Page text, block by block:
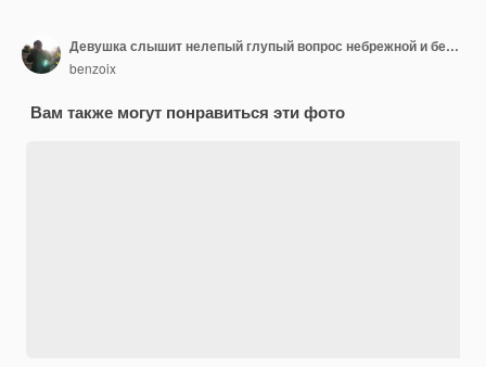
Девушка слышит нелепый глупый вопрос небрежной и беззаботной милой рыжей женщины в желтом свитере
benzoix
Вам также могут понравиться эти фото